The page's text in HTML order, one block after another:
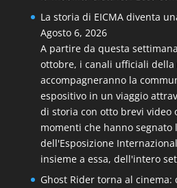
La storia di EICMA diventa
Agosto 6, 2026
A partire da questa
ottobre, i canali ufficiali della
accompagneranno la
espositivo in un viaggio
di storia con otto brevi video
momenti che hanno segnato
dell'Esposizione
insieme a essa, dell'intero
Ghost Rider torna al